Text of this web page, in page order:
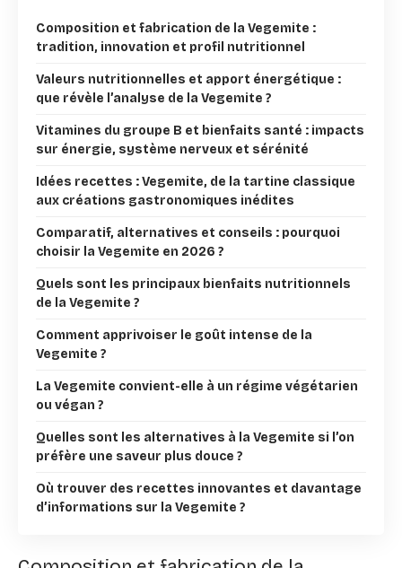
Composition et fabrication de la Vegemite :
tradition, innovation et profil nutritionnel
Valeurs nutritionnelles et apport énergétique :
que révèle l’analyse de la Vegemite ?
Vitamines du groupe B et bienfaits santé : impacts
sur énergie, système nerveux et sérénité
Idées recettes : Vegemite, de la tartine classique
aux créations gastronomiques inédites
Comparatif, alternatives et conseils : pourquoi
choisir la Vegemite en 2026 ?
Quels sont les principaux bienfaits nutritionnels
de la Vegemite ?
Comment apprivoiser le goût intense de la
Vegemite ?
La Vegemite convient-elle à un régime végétarien
ou végan ?
Quelles sont les alternatives à la Vegemite si l’on
préfère une saveur plus douce ?
Où trouver des recettes innovantes et davantage
d’informations sur la Vegemite ?